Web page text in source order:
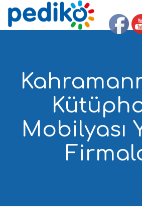
Mobilyası